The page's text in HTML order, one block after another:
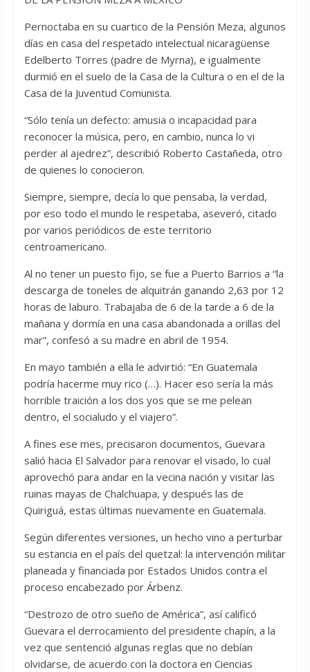
Pernoctaba en su cuartico de la Pensión Meza, algunos
días en casa del respetado intelectual nicaragüense
Edelberto Torres (padre de Myrna), e igualmente
durmió en el suelo de la Casa de la Cultura o en el de la
Casa de la Juventud Comunista.
“Sólo tenía un defecto: amusia o incapacidad para
reconocer la música, pero, en cambio, nunca lo vi
perder al ajedrez”, describió Roberto Castañeda, otro
de quienes lo conocieron.
Siempre, siempre, decía lo que pensaba, la verdad,
por eso todo el mundo le respetaba, aseveró, citado
por varios periódicos de este territorio
centroamericano.
Al no tener un puesto fijo, se fue a Puerto Barrios a “la
descarga de toneles de alquitrán ganando 2,63 por 12
horas de laburo. Trabajaba de 6 de la tarde a 6 de la
mañana y dormía en una casa abandonada a orillas del
mar”, confesó a su madre en abril de 1954.
En mayo también a ella le advirtió: “En Guatemala
podría hacerme muy rico (…). Hacer eso sería la más
horrible traición a los dos yos que se me pelean
dentro, el socialudo y el viajero”.
A fines ese mes, precisaron documentos, Guevara
salió hacia El Salvador para renovar el visado, lo cual
aprovechó para andar en la vecina nación y visitar las
ruinas mayas de Chalchuapa, y después las de
Quiriguá, estas últimas nuevamente en Guatemala.
Según diferentes versiones, un hecho vino a perturbar
su estancia en el país del quetzal: la intervención militar
planeada y financiada por Estados Unidos contra el
proceso encabezado por Árbenz.
“Destrozo de otro sueño de América”, así calificó
Guevara el derrocamiento del presidente chapín, a la
vez que sentenció algunas reglas que no debían
olvidarse, de acuerdo con la doctora en Ciencias